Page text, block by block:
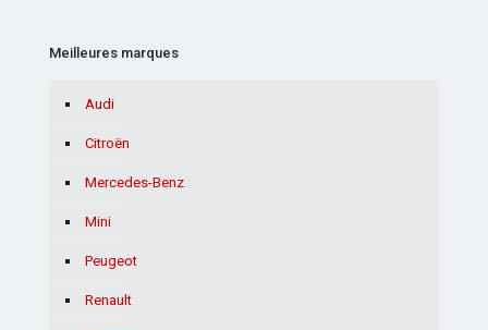
Meilleures marques
Audi
Citroën
Mercedes-Benz
Mini
Peugeot
Renault